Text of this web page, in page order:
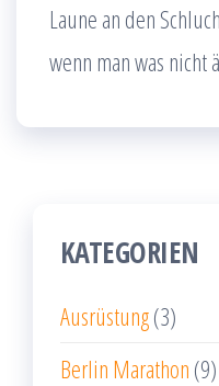
Laune an den
wenn man was
KATEGORIEN
Ausrüstung(3)
Berlin Marathon (9)